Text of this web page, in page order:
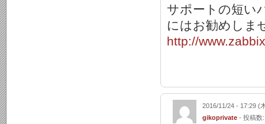
サポートの短い
にはお勧めしま
http://
2016/11/24 - 17:29 (
gikoprivate - 投稿数